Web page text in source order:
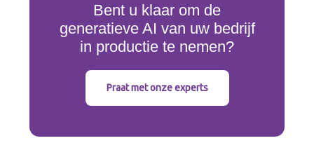
Bent u klaar om de
generatieve AI van uw bedrijf
in productie te nemen?
Praat met onze experts